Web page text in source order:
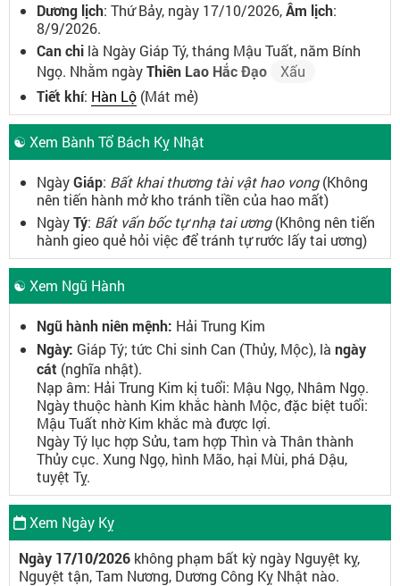
Dương lịch: Thứ Bảy, ngày 17/10/2026,Âm lịch:
8/9/2026.
Can chi là Ngày Giáp Tý, tháng Mậu Tuất, năm Bính
Ngọ. Nhằm ngàyThiên Lao Hắc Đạo
Xấu
Tiết khí: Hàn Lộ (Mát mẻ)
☯ Xem Bành Tổ Bách Kỵ Nhật
NgàyGiáp: Bất khai thương tài vật hao vong(Không
nên tiến hành mở kho tránh tiền của hao mất)
NgàyTý: Bất vấn bốc tự nhạ tai ương(Không nên tiến
hành gieo quẻ hỏi việc để tránh tự rước lấy tai ương)
☯ Xem Ngũ Hành
Ngũ hành niên mệnh: Hải Trung Kim
Ngày: Giáp Tý; tức Chi sinh Can (Thủy, Mộc), là ngày
cát (nghĩa nhật).
Nạp âm: Hải Trung Kim kị tuổi: Mậu Ngọ, Nhâm Ngọ.
Ngày thuộc hành Kim khắc hành Mộc, đặc biệt tuổi:
Mậu Tuất nhờ Kim khắc mà được lợi.
Ngày Tý lục hợp Sửu, tam hợp Thìn và Thân thành
Thủy cục. Xung Ngọ, hình Mão, hại Mùi, phá Dậu,
tuyệt Tỵ.
Xem Ngày Kỵ
Ngày 17/10/2026 không phạm bất kỳ ngày Nguyệt kỵ,
Nguyệt tận, Tam Nương, Dương Công Kỵ Nhật nào.